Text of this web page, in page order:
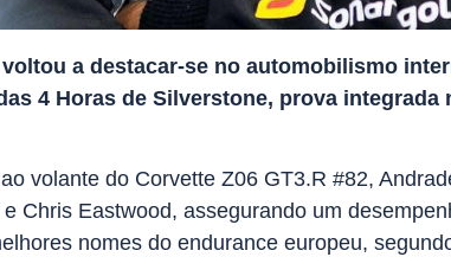
a destacar-se no automobilismo
4 Horas de Silverstone, prova
volante do Corvette Z06 GT3.R #82,
Chris Eastwood, assegurando um
nomes do endurance europeu,